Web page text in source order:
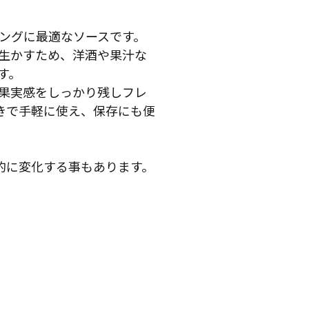
に最適なソースです。
かすため、洋酒や果汁な
実感をしっかり残しフレ
で手軽に使え、保存にも便
変化する事もあります。